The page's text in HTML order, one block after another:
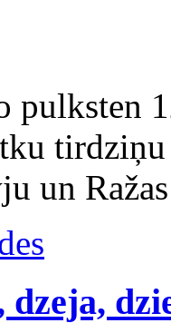
pulksten
un
dzeja,